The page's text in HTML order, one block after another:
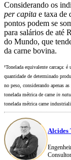
Considerando os
per capita e taxa de
pontos podem se
para salários de até
do Mundo, que
da carne bovina.
¹Tonelada equivalente carcaça:
quantidade de determinado
no peso, considerando apenas
tonelada métrica de carne in
tonelada métrica carne
Alcides